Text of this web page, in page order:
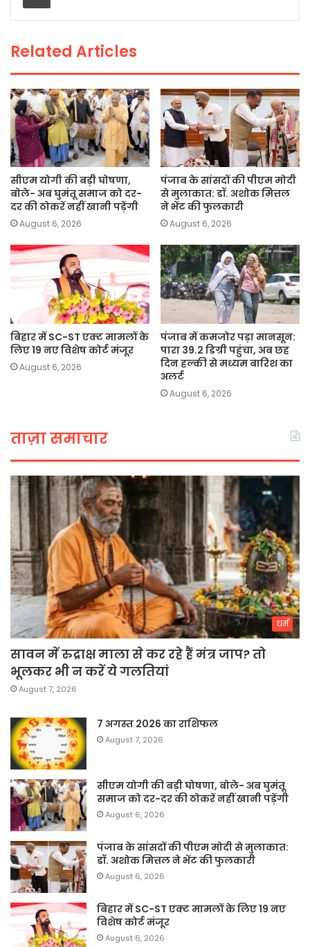
o
k
p n
Related Articles
सीएम योगी की बड़ी घोषणा,
बोले- अब घुमंतू समाज को दर-
दर की ठोकरें नहीं खानी पड़ेंगी
August 6, 2026
पंजाब के सांसदों की पीएम मोदी
से मुलाकात: डॉ. अशोक मित्तल
ने भेंट की फुलकारी
August 6, 2026
बिहार में SC-ST एक्ट मामलों के
लिए 19 नए विशेष कोर्ट मंजूर
August 6, 2026
पंजाब में कमजोर पड़ा मानसून:
पारा 39.2 डिग्री पहुंचा, अब छह
दिन हल्की से मध्यम बारिश का
अलर्ट
August 6, 2026
ताज़ा समाचार
धर्म
सावन में रुद्राक्ष माला से कर रहे हैं मंत्र जाप? तो
भूलकर भी न करें ये गलतियां
August 7, 2026
7 अगस्त 2026 का राशिफल
August 7, 2026
सीएम योगी की बड़ी घोषणा, बोले- अब घुमंतू
समाज को दर-दर की ठोकरें नहीं खानी पड़ेंगी
August 6, 2026
पंजाब के सांसदों की पीएम मोदी से मुलाकात:
डॉ. अशोक मित्तल ने भेंट की फुलकारी
August 6, 2026
बिहार में SC-ST एक्ट मामलों के लिए 19 नए
विशेष कोर्ट मंजूर
August 6, 2026